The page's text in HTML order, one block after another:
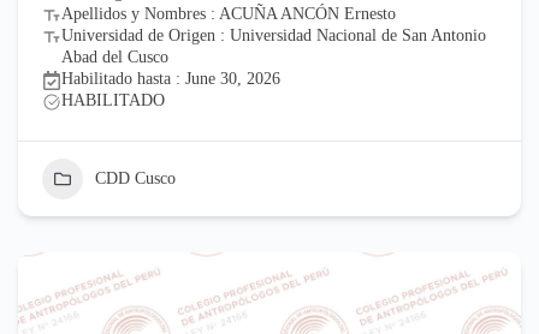
Apellidos y Nombres : ACUÑA ANCÓN Ernesto
Universidad de Origen : Universidad Nacional de San Antonio
Abad del Cusco
Habilitado hasta : June 30, 2026
HABILITADO
CDD Cusco